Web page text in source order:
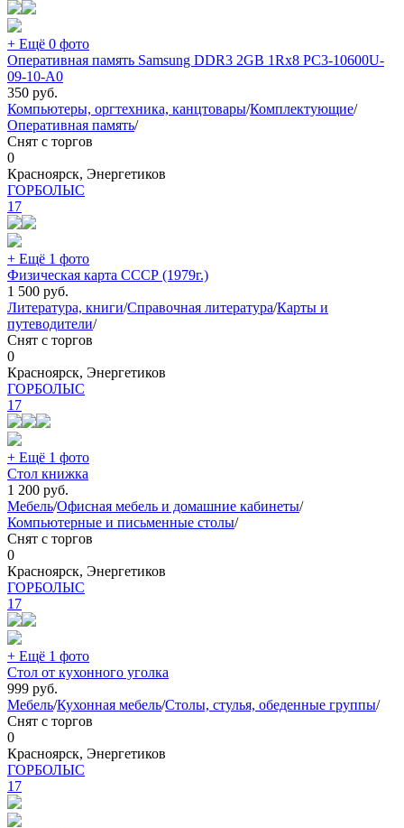
+ Ещё 0 фото
Оперативная память Samsung DDR3 2GB 1Rx8 PC3-10600U-
09-10-A0
350 руб.
Компьютеры, оргтехника, канцтовары/Комплектующие/
Оперативная память/
Снят с торгов
0
Красноярск, Энергетиков
ГОРБОЛЫС
17
+ Ещё 1 фото
Физическая карта СССР (1979г.)
1 500 руб.
Литература, книги/Справочная литература/Карты и
путеводители/
Снят с торгов
0
Красноярск, Энергетиков
ГОРБОЛЫС
17
+ Ещё 1 фото
Стол книжка
1 200 руб.
Мебель/Офисная мебель и домашние кабинеты/
Компьютерные и письменные столы/
Снят с торгов
0
Красноярск, Энергетиков
ГОРБОЛЫС
17
+ Ещё 1 фото
Стол от кухонного уголка
999 руб.
Мебель/Кухонная мебель/Столы, стулья, обеденные группы/
Снят с торгов
0
Красноярск, Энергетиков
ГОРБОЛЫС
17